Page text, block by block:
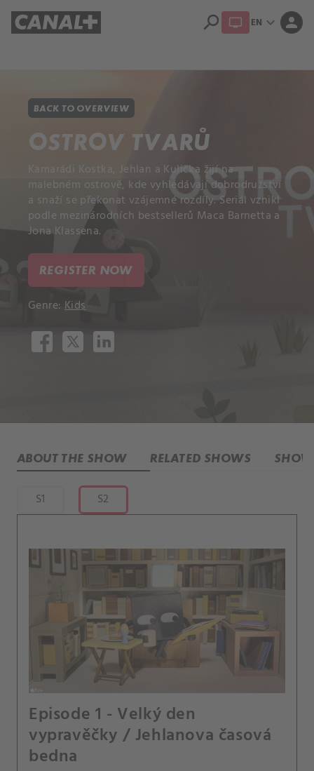
search EN expand_more person
BACK TO OVERVIEW
OSTROV TVARŮ
Kamarádi Kostka, Jehlan a Kulička žijí na
malebném ostrově, kde vyhledávají dobrodružství
a snaží se překonat vzájemné rozdíly. Seriál vznikl
podle mezinárodních bestsellerů Maca Barnetta a
Jona Klassena.
REGISTER NOW
Genre: Kids
ABOUT THE SHOW RELATED SHOWS
S1 S2
Episode 1 - Velký den
vypravěčky / Jehlanova časová
bedna